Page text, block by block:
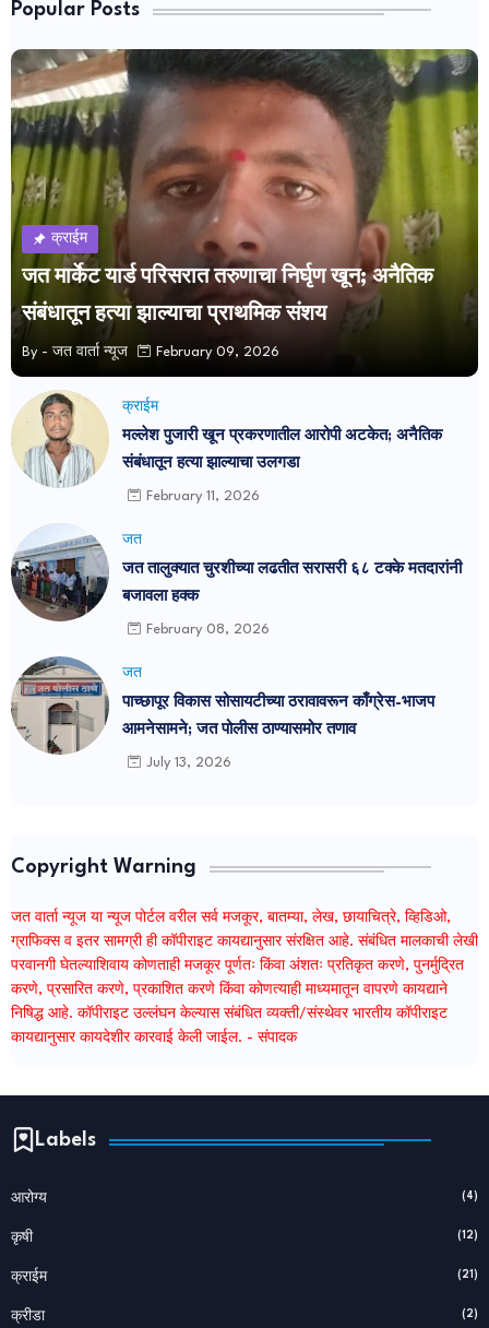
Popular Posts
क्राईम
जत मार्केट यार्ड परिसरात तरुणाचा निर्घृण खून; अनैतिक
संबंधातून हत्या झाल्याचा प्राथमिक संशय
By - जत वार्ता न्यूज February 09, 2026
क्राईम
मल्लेश पुजारी खून प्रकरणातील आरोपी अटकेत; अनैतिक
संबंधातून हत्या झाल्याचा उलगडा
February 11, 2026
जत
जत तालुक्यात चुरशीच्या लढतीत सरासरी ६८ टक्के मतदारांनी
बजावला हक्क
February 08, 2026
जत
पाच्छापूर विकास सोसायटीच्या ठरावावरून काँग्रेस-भाजप
आमनेसामने; जत पोलीस ठाण्यासमोर तणाव
July 13, 2026
Copyright Warning
जत वार्ता न्यूज या न्यूज पोर्टल वरील सर्व मजकूर, बातम्या, लेख, छायाचित्रे, व्हिडिओ,
ग्राफिक्स व इतर सामग्री ही कॉपीराइट कायद्यानुसार संरक्षित आहे. संबंधित मालकाची लेखी
परवानगी घेतल्याशिवाय कोणताही मजकूर पूर्णतः किंवा अंशतः प्रतिकृत करणे, पुनर्मुद्रित
करणे, प्रसारित करणे, प्रकाशित करणे किंवा कोणत्याही माध्यमातून वापरणे कायद्याने
निषिद्ध आहे. कॉपीराइट उल्लंघन केल्यास संबंधित व्यक्ती/संस्थेवर भारतीय कॉपीराइट
कायद्यानुसार कायदेशीर कारवाई केली जाईल. - संपादक
Labels
आरोग्य (4)
कृषी (12)
क्राईम (21)
क्रीडा (2)